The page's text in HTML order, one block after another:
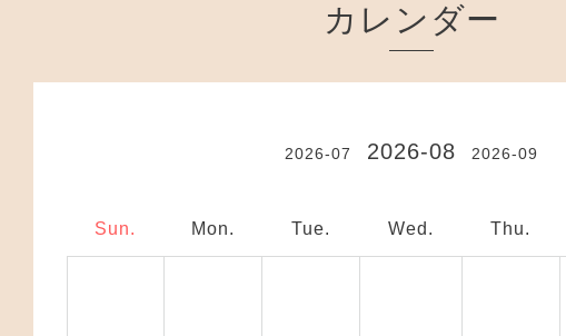
カレンダー
2026-07 2026-08 2026-09
Sun. Mon. Tue. Wed. Thu.